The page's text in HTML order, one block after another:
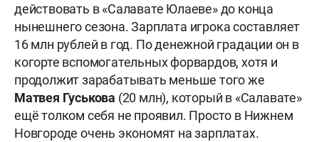
действовать в «Салавате Юлаеве» до конца
нынешнего сезона. Зарплата игрока составляет
16 млн рублей в год. По денежной градации он в
когорте вспомогательных форвардов, хотя и
продолжит зарабатывать меньше того же
Матвея Гуськова (20 млн), который в «Салавате»
ещё толком себя не проявил. Просто в Нижнем
Новгороде очень экономят на зарплатах.